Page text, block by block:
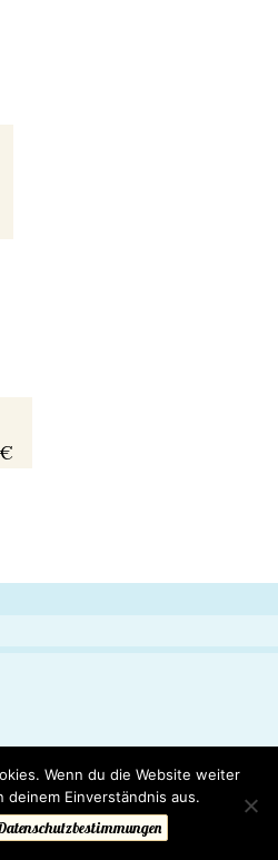
Kleinunternehmer nach §19 (1) UStG.
Wenn du die Website weiter
Einverständnis aus.